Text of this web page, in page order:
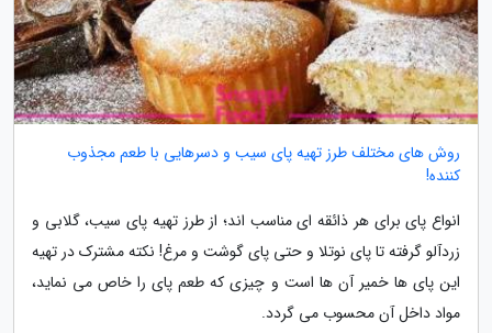
روش های مختلف طرز تهیه پای سیب و دسرهایی با طعم مجذوب
کننده!
انواع پای برای هر ذائقه ای مناسب اند؛ از طرز تهیه پای سیب، گلابی و
زردآلو گرفته تا پای نوتلا و حتی پای گوشت و مرغ! نکته مشترک در تهیه
این پای ها خمیر آن ها است و چیزی که طعم پای را خاص می نماید،
مواد داخل آن محسوب می گردد.